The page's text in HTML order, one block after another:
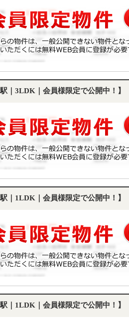
｜3LDK｜会員様限定で公開中！】
｜1LDK｜会員様限定で公開中！】
｜1LDK｜会員様限定で公開中！】